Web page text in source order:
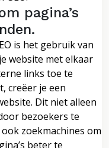
pagina’s
is het gebruik van
website met elkaar
links toe te
creëer je een
Dit niet alleen
bezoekers te
zoekmachines om
beter te